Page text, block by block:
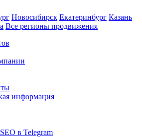
Новосибирск Екатеринбург Казань
Все регионы продвижения
информация
в Telegram